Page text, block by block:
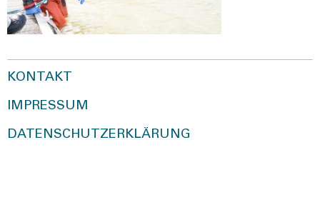
KONTAKT
IMPRESSUM
DATENSCHUTZERKLÄRUNG